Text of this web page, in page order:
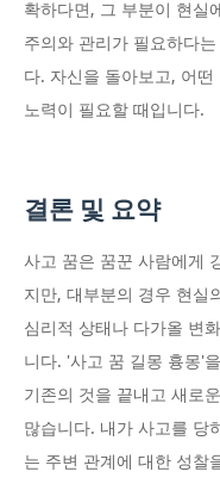
확하다면, 그 부분이 현실
주의와 관리가 필요하다
다. 자신을 돌아보고, 어
노력이 필요할 때입니다.
결론 및 요약
사고 꿈은 꿈꾼 사람에게
지만, 대부분의 경우 현실
심리적 상태나 다가올 변
니다. '사고 꿈 길몽 흉몽'
기존의 것을 끝내고 새로
많습니다. 내가 사고를 당
는 주변 관계에 대한 성찰